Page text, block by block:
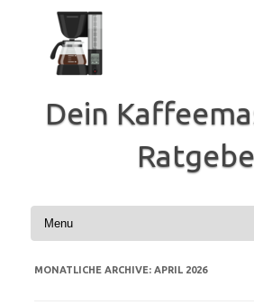
springen
Dein
MONATLICHE ARCHIVE: APRIL 2026